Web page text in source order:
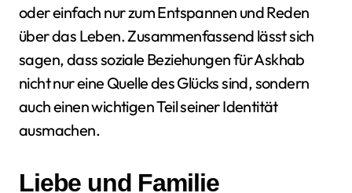
oder einfach nur zum Entspannen und Reden
über das Leben. Zusammenfassend lässt sich
sagen, dass soziale Beziehungen für Askhab
nicht nur eine Quelle des Glücks sind, sondern
auch einen wichtigen Teil seiner Identität
ausmachen.
Liebe und Familie